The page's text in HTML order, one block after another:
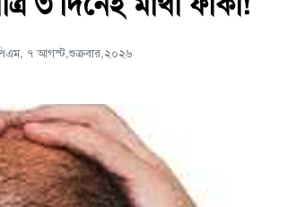
৭ আগস্ট,শুক্রবার,২০২৬